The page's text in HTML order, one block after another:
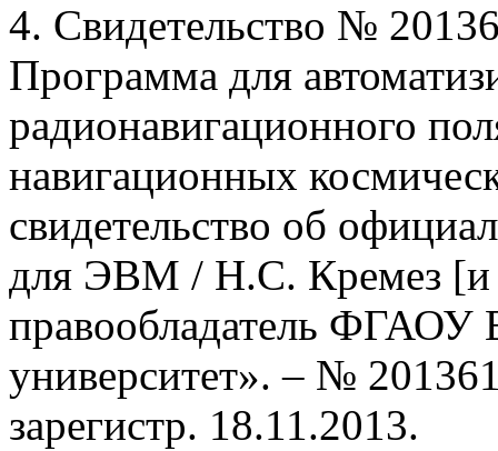
4. Свидетельство №
Программа для
радионавигационного
навигационных
свидетельство об
для ЭВМ / Н.С. Кремез [и
правообладатель
университет». – №
зарегистр. 18.11.2013.